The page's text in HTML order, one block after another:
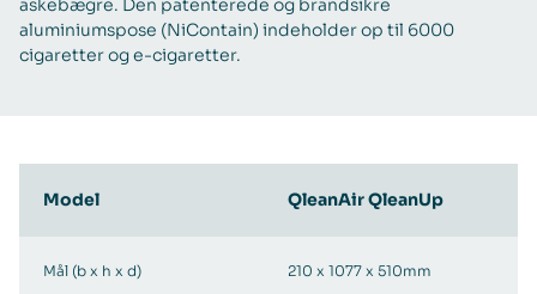
askebægre. Den patenterede og brandsikre
aluminiumspose (NiContain) indeholder op til 6000
cigaretter og e-cigaretter.
Model QleanAir QleanUp
Mål (b x h x d)
210 x 1077 x 510mm